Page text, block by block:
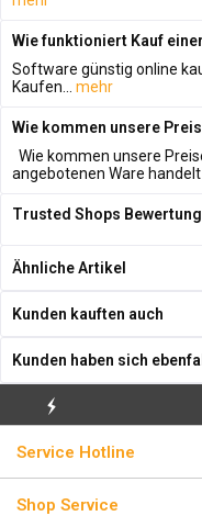
Wie funktioniert Kauf
Software günstig online
Kaufen...
mehr
Wie kommen unsere
Wie kommen unsere
angebotenen Ware handelt
Trusted Shops
Ähnliche Artikel
Kunden kauften auch
Kunden haben sich
BLITZVERSAND
Service Hotline
Shop Service